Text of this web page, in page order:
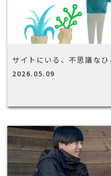
サイトにいる、不思議なひ
2026.05.09